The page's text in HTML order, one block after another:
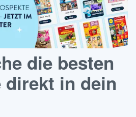
die besten
direkt in dein